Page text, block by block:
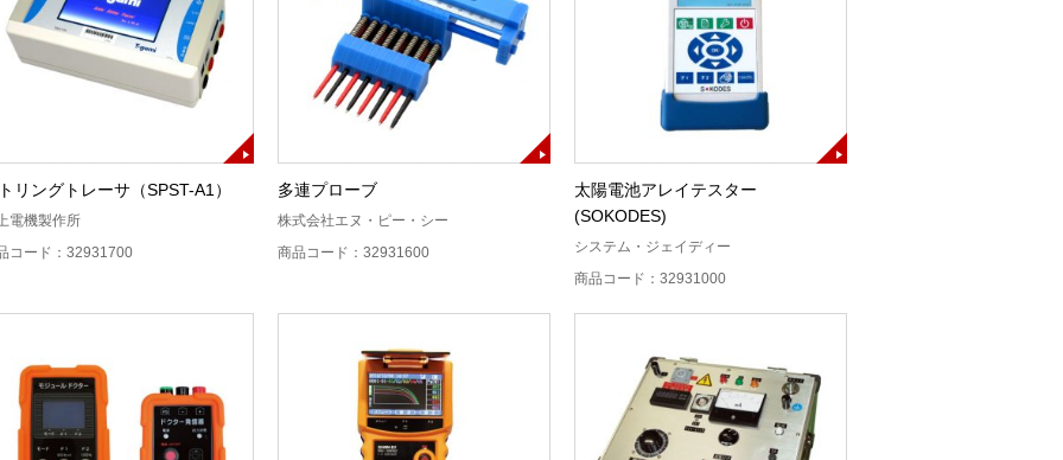
リングトレーサ（SPST-A1）
電機製作所
コード：32931700
多連プローブ
株式会社エヌ・ピー・シー
商品コード：32931600
太陽電池アレイテスター
(SOKODES)
システム・ジェイディー
商品コード：32931000